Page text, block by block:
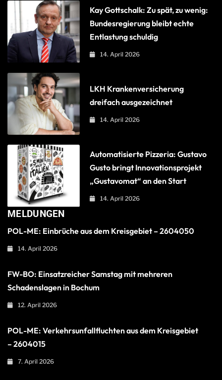
Kay Gottschalk: Zu spät, zu wenig:
Bundesregierung bleibt echte
Entlastung schuldig
14. April 2026
LKH Krankenversicherung
dreifach ausgezeichnet
14. April 2026
Automatisierte Pizzeria: Gustavo
Gusto bringt Innovationsprojekt
„Gustavomat“ an den Start
14. April 2026
MELDUNGEN
POL-ME: Einbrüche aus dem Kreisgebiet – 2604050
14. April 2026
FW-BO: Einsatzreicher Samstag mit mehreren
Schadenslagen in Bochum
12. April 2026
POL-ME: Verkehrsunfallfluchten aus dem Kreisgebiet
– 2604015
7. April 2026